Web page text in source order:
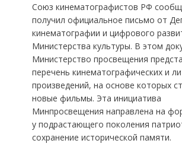
Союз кинематографистов РФ
получил официальное письмо от
кинематографии и цифрового
Министерства культуры. В этом
Министерство просвещения
перечень кинематографических и
произведений, на основе которых
новые фильмы. Эта инициатива
Минпросвещения направлена на
у подрастающего поколения
сохранение исторической памяти.